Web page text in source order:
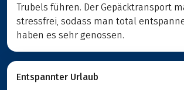
Trubels führen. Der Gepäcktransport
stressfrei, sodass man total
haben es sehr genossen.
Entspannter Urlaub